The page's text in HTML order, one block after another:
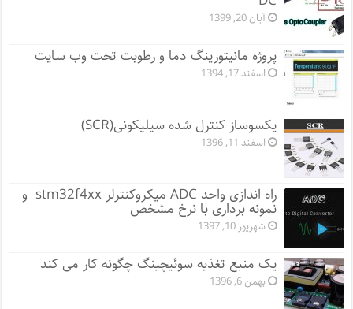
آبان 20, 1399
پروژه مانيتورينگ دما و رطوبت تحت وب سایت
اسفند 17, 1394
یکسوساز کنترل شده سیلیکونی(SCR)
اسفند 11, 1396
راه اندازی واحد ADC میکروکنترلر stm32f4xx و
نمونه برداری با نرخ مشخص
شهریور 10, 1397
یک منبع تغذیه سوئیچینگ چگونه کار می کند
بهمن 6, 1396